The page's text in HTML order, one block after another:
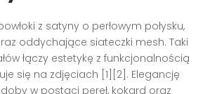
z satyny o perłowym połysku,
oddychające siateczki mesh. Taki
łączy estetykę z funkcjonalnością
się na zdjęciach [1][2]. Elegancję
w postaci pereł, kokard oraz